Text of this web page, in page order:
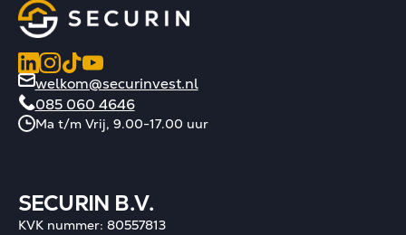
welkom@securinvest.nl
085 060 4646
Ma t/m Vrij, 9.00-17.00 uur
SECURIN B.V.
KVK nummer: 80557813